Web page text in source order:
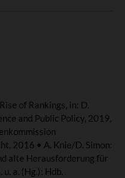
of Rankings, in: D.
and Public Policy, 2019,
2016 • A. Knie/D. Simon:
alte Herausforderung für
a. (Hg.): Hdb.